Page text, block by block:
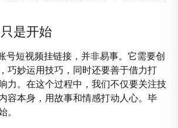
是开始
号短视频挂链接，并非易事。它需要创
巧妙运用技巧，同时还要善于借力打
力。在这个过程中，我们不仅要关注技
容本身，用故事和情感打动人心。毕
。